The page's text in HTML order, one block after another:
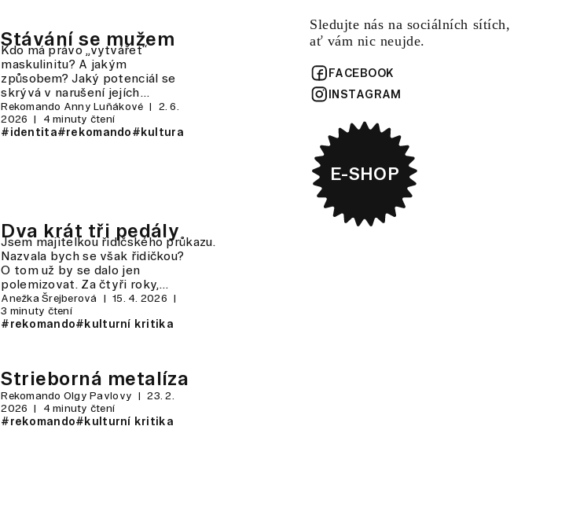
Stávání se mužem
Kdo má právo „vytvářet“
maskulinitu? A jakým
způsobem? Jaký potenciál se
skrývá v narušení jejích…
Rekomando Anny Luňákové
2. 6.
2026
4 minuty čtení
#identita#rekomando#kultura
Dva krát tři pedály
Jsem majitelkou řidičského průkazu.
Nazvala bych se však řidičkou?
O tom už by se dalo jen
polemizovat. Za čtyři roky,…
Anežka Šrejberová
15. 4. 2026
3 minuty čtení
#rekomando#kulturní kritika
Strieborná metalíza
Rekomando Olgy Pavlovy
23. 2.
2026
4 minuty čtení
#rekomando#kulturní kritika
Sledujte nás na sociálních sítích,
ať vám nic neujde.
FACEBOOK
INSTAGRAM
E-SHOP